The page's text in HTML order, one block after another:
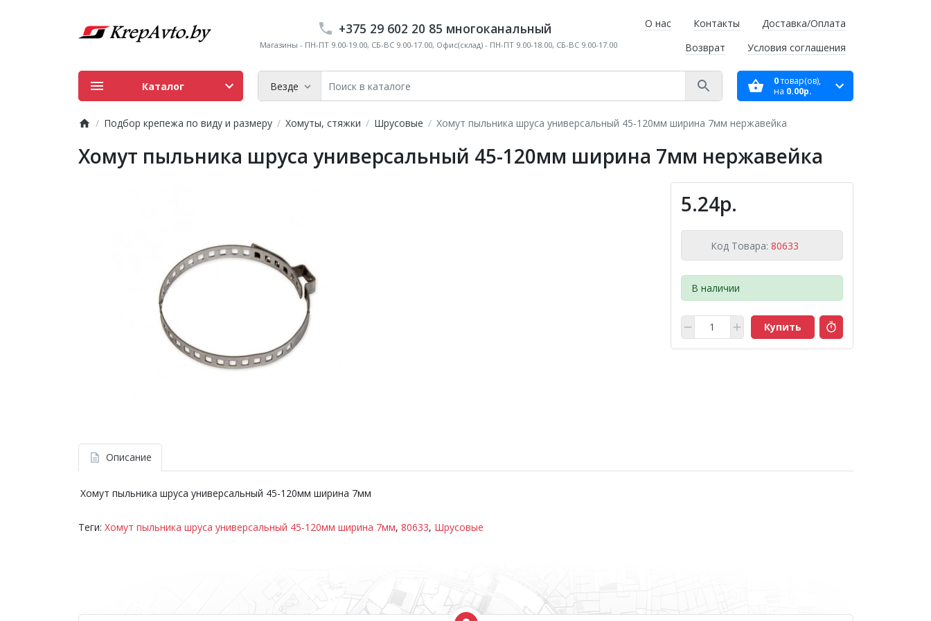
+375 29 602 20 85 многоканальный
Магазины - ПН-ПТ 9.00-19.00, СБ-ВС 9.00-17.00, Офис(склад) - ПН-ПТ 9.00-18.00, СБ-ВС 9.00-17.00
Везде
О нас Контакты
Доставка/Оплата
Возврат
Условия соглашения
0товар(ов),
на 0.00р.
Каталог
Подбор крепежа по виду и размеру Хомуты, стяжки Шрусовые Хомут пыльника шруса универсальный 45-120мм ширина 7мм нержавейка
Хомут пыльника шруса универсальный 45-120мм ширина 7мм нержавейка
5.24р.
Код Товара: 80633
В наличии
Купить
Описание
Хомут пыльника шруса универсальный 45-120мм ширина 7мм
Теги: Хомут пыльника шруса универсальный 45-120мм ширина 7мм, 80633, Шрусовые